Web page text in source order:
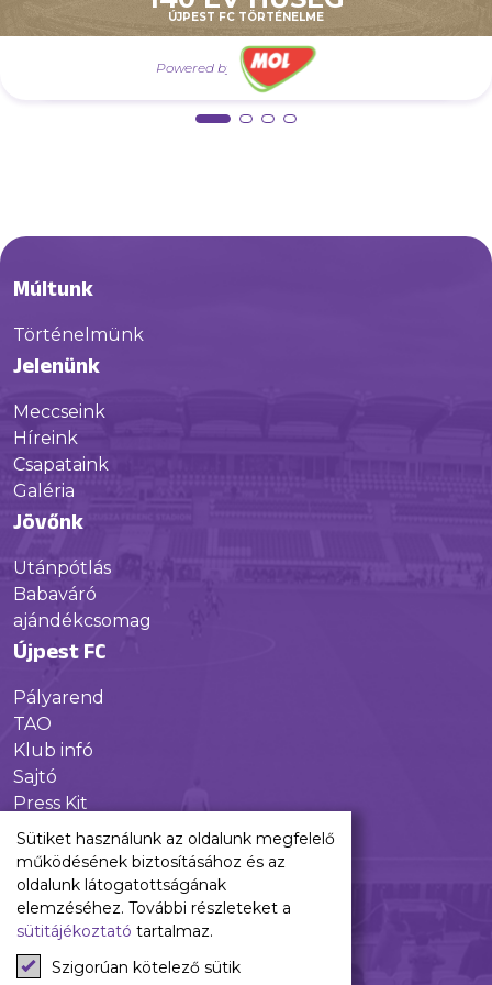
ÚJPEST FC TÖRTÉNELME
Powered by
Jegyinfók a 247. Derbire
Múltunk
Történelmünk
Jelenünk
Meccseink
Híreink
Csapataink
Galéria
Jövőnk
Utánpótlás
Babaváró
ajándékcsomag
Újpest FC
Pályarend
TAO
Klub infó
Sajtó
Press Kit
Újpest FC Shop
Digitális felületeink
Facebook
Instagram
Tiktok
Sütiket használunk az oldalunk megfelelő
működésének biztosításához és az
oldalunk látogatottságának
elemzéséhez. További részleteket a
sütitájékoztató tartalmaz.
Szigorúan kötelező sütik